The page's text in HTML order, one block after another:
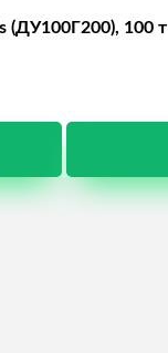
(ДУ100Г200), 100 т